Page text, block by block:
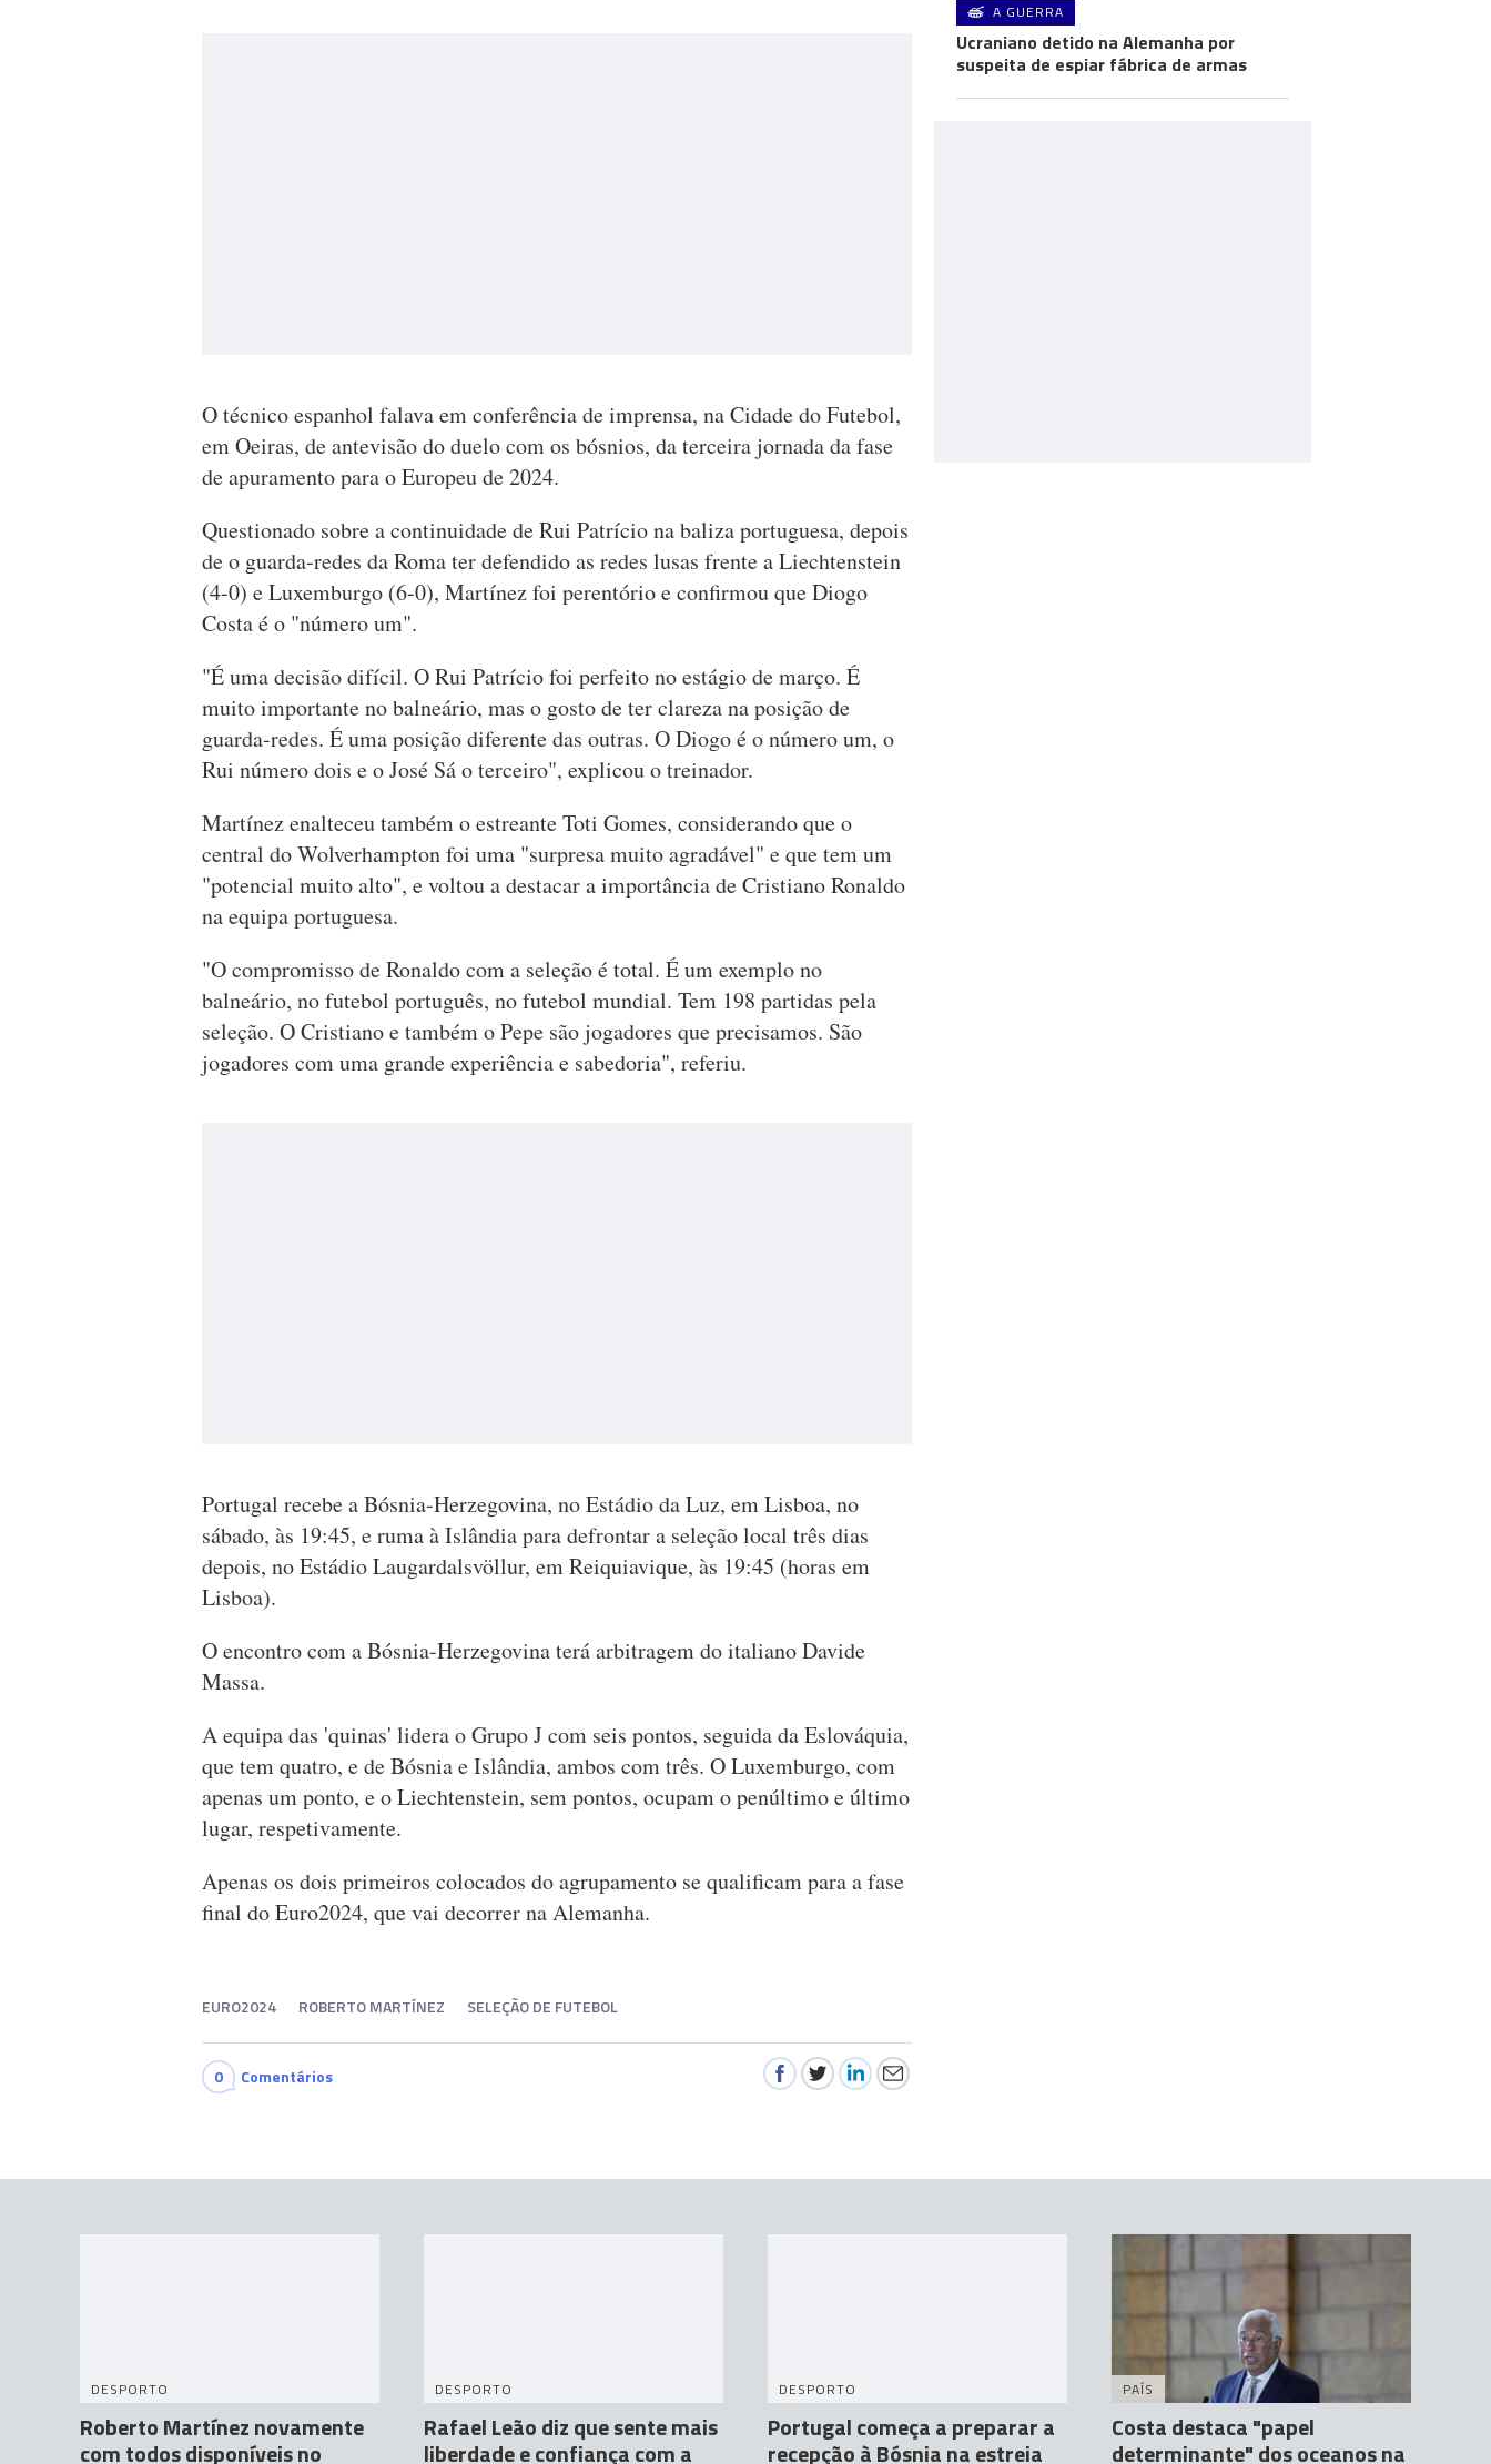
O técnico espanhol falava em conferência de imprensa, na Cidade do Futebol,
em Oeiras, de antevisão do duelo com os bósnios, da terceira jornada da fase
de apuramento para o Europeu de 2024.
Questionado sobre a continuidade de Rui Patrício na baliza portuguesa, depois
de o guarda-redes da Roma ter defendido as redes lusas frente a Liechtenstein
(4-0) e Luxemburgo (6-0), Martínez foi perentório e confirmou que Diogo
Costa é o "número um".
"É uma decisão difícil. O Rui Patrício foi perfeito no estágio de março. É
muito importante no balneário, mas o gosto de ter clareza na posição de
guarda-redes. É uma posição diferente das outras. O Diogo é o número um, o
Rui número dois e o José Sá o terceiro", explicou o treinador.
Martínez enalteceu também o estreante Toti Gomes, considerando que o
central do Wolverhampton foi uma "surpresa muito agradável" e que tem um
"potencial muito alto", e voltou a destacar a importância de Cristiano Ronaldo
na equipa portuguesa.
"O compromisso de Ronaldo com a seleção é total. É um exemplo no
balneário, no futebol português, no futebol mundial. Tem 198 partidas pela
seleção. O Cristiano e também o Pepe são jogadores que precisamos. São
jogadores com uma grande experiência e sabedoria", referiu.
Portugal recebe a Bósnia-Herzegovina, no Estádio da Luz, em Lisboa, no
sábado, às 19:45, e ruma à Islândia para defrontar a seleção local três dias
depois, no Estádio Laugardalsvöllur, em Reiquiavique, às 19:45 (horas em
Lisboa).
O encontro com a Bósnia-Herzegovina terá arbitragem do italiano Davide
Massa.
A equipa das 'quinas' lidera o Grupo J com seis pontos, seguida da Eslováquia,
que tem quatro, e de Bósnia e Islândia, ambos com três. O Luxemburgo, com
apenas um ponto, e o Liechtenstein, sem pontos, ocupam o penúltimo e último
lugar, respetivamente.
Apenas os dois primeiros colocados do agrupamento se qualificam para a fase
final do Euro2024, que vai decorrer na Alemanha.
EURO2024 ROBERTO MARTÍNEZ SELEÇÃO DE FUTEBOL
0 Comentários
A GUERRA
Ucraniano detido na Alemanha por
suspeita de espiar fábrica de armas
DESPORTO
Roberto Martínez novamente
com todos disponíveis no
DESPORTO
Rafael Leão diz que sente mais
liberdade e confiança com a
DESPORTO
Portugal começa a preparar a
recepção à Bósnia na estreia
PAÍS
Costa destaca "papel
determinante" dos oceanos na